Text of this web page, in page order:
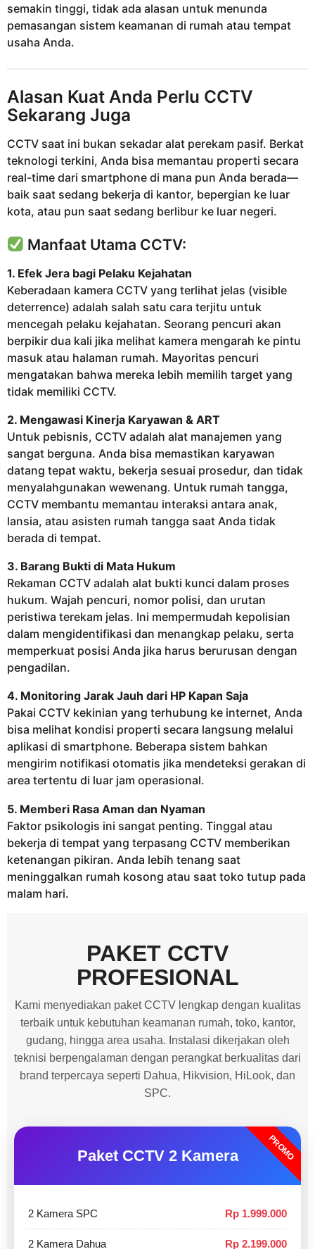
semakin tinggi, tidak ada alasan untuk menunda
pemasangan sistem keamanan di rumah atau tempat
usaha Anda.
Alasan Kuat Anda Perlu CCTV
Sekarang Juga
CCTV saat ini bukan sekadar alat perekam pasif. Berkat
teknologi terkini, Anda bisa memantau properti secara
real-time dari smartphone di mana pun Anda berada—
baik saat sedang bekerja di kantor, bepergian ke luar
kota, atau pun saat sedang berlibur ke luar negeri.
Manfaat Utama CCTV:
1. Efek Jera bagi Pelaku Kejahatan
Keberadaan kamera CCTV yang terlihat jelas (visible
deterrence) adalah salah satu cara terjitu untuk
mencegah pelaku kejahatan. Seorang pencuri akan
berpikir dua kali jika melihat kamera mengarah ke pintu
masuk atau halaman rumah. Mayoritas pencuri
mengatakan bahwa mereka lebih memilih target yang
tidak memiliki CCTV.
2. Mengawasi Kinerja Karyawan & ART
Untuk pebisnis, CCTV adalah alat manajemen yang
sangat berguna. Anda bisa memastikan karyawan
datang tepat waktu, bekerja sesuai prosedur, dan tidak
menyalahgunakan wewenang. Untuk rumah tangga,
CCTV membantu memantau interaksi antara anak,
lansia, atau asisten rumah tangga saat Anda tidak
berada di tempat.
3. Barang Bukti di Mata Hukum
Rekaman CCTV adalah alat bukti kunci dalam proses
hukum. Wajah pencuri, nomor polisi, dan urutan
peristiwa terekam jelas. Ini mempermudah kepolisian
dalam mengidentifikasi dan menangkap pelaku, serta
memperkuat posisi Anda jika harus berurusan dengan
pengadilan.
4. Monitoring Jarak Jauh dari HP Kapan Saja
Pakai CCTV kekinian yang terhubung ke internet, Anda
bisa melihat kondisi properti secara langsung melalui
aplikasi di smartphone. Beberapa sistem bahkan
mengirim notifikasi otomatis jika mendeteksi gerakan di
area tertentu di luar jam operasional.
5. Memberi Rasa Aman dan Nyaman
Faktor psikologis ini sangat penting. Tinggal atau
bekerja di tempat yang terpasang CCTV memberikan
ketenangan pikiran. Anda lebih tenang saat
meninggalkan rumah kosong atau saat toko tutup pada
malam hari.
PAKET CCTV
PROFESIONAL
Kami menyediakan paket CCTV lengkap dengan kualitas
terbaik untuk kebutuhan keamanan rumah, toko, kantor,
gudang, hingga area usaha. Instalasi dikerjakan oleh
teknisi berpengalaman dengan perangkat berkualitas dari
brand terpercaya seperti Dahua, Hikvision, HiLook, dan
SPC.
PROMO
Paket CCTV 2 Kamera
2 Kamera SPC Rp 1.999.000
2 Kamera Dahua Rp 2.199.000